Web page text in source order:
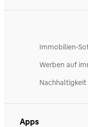
Immobilien-
Werben auf
Nachhaltigkeit
Apps